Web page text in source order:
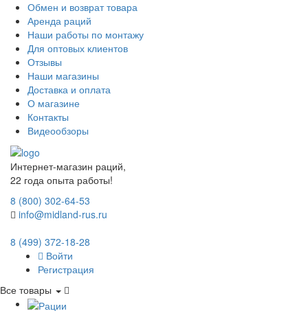
Обмен и возврат товара
Аренда раций
Наши работы по монтажу
Для оптовых клиентов
Отзывы
Наши магазины
Доставка и оплата
О магазине
Контакты
Видеообзоры
Интернет-магазин раций,
22 года опыта работы!
8 (800) 302-64-53
info@midland-rus.ru
8 (499) 372-18-28
Войти
Регистрация
Все товары